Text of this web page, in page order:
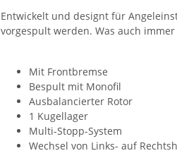
Entwickelt und designt für
vorgespult werden. Was auch
Mit Frontbremse
Bespult mit Monofil
Ausbalancierter Rotor
1 Kugellager
Multi-Stopp-System
Wechsel von Links- auf